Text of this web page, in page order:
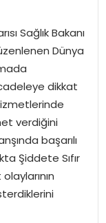
Sağlık Bakanı
Dünya
dikkat
verdiğini
başarılı
Şiddete Sıfır